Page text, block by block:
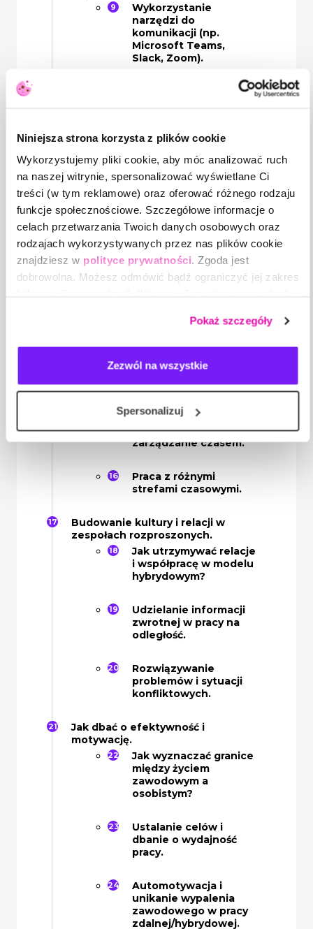
Niniejsza strona korzysta z plików cookie
Wykorzystujemy pliki cookie, aby móc analizować ruch
na naszej witrynie, spersonalizować wyświetlane Ci
treści (w tym reklamowe) oraz oferować różnego rodzaju
funkcje społecznościowe. Szczegółowe informacje o
celach przetwarzania Twoich danych osobowych oraz
rodzajach wykorzystywanych przez nas plików cookie
znajdziesz w polityce prywatności. Zgoda jest
dobrowolna. Możesz odmówić bądź ograniczyć jej zakres
a także na przetwarzanie Twoich danych osobowych.
Pokaż szczegóły
Zezwól na wszystkie
Spersonalizuj
Wykorzystanie
narzędzi do
komunikacji (np.
Microsoft Teams,
Slack, Zoom).
Planowanie dnia pracy i
Asana).
Bezpieczeństwo
danych i ochrona
prywatności w pracy
poza biurem.
Komunikacja i współpraca w
zespole.
Sztuka komunikacji
Zasady komunikacji na
odległość.
Efektywne
prowadzenie spotkań,
angażowanie
uczestników i
zarządzanie czasem.
Praca z różnymi
strefami czasowymi.
Budowanie kultury i relacji w
zespołach rozproszonych.
Jak utrzymywać relacje
i współpracę w modelu
hybrydowym?
Udzielanie informacji
zwrotnej w pracy na
odległość.
Rozwiązywanie
problemów i sytuacji
konfliktowych.
Jak dbać o efektywność i
motywację.
Jak wyznaczać granice
między życiem
zawodowym a
osobistym?
Ustalanie celów i
dbanie o wydajność
pracy.
Automotywacja i
unikanie wypalenia
zawodowego w pracy
zdalnej/hybrydowej.